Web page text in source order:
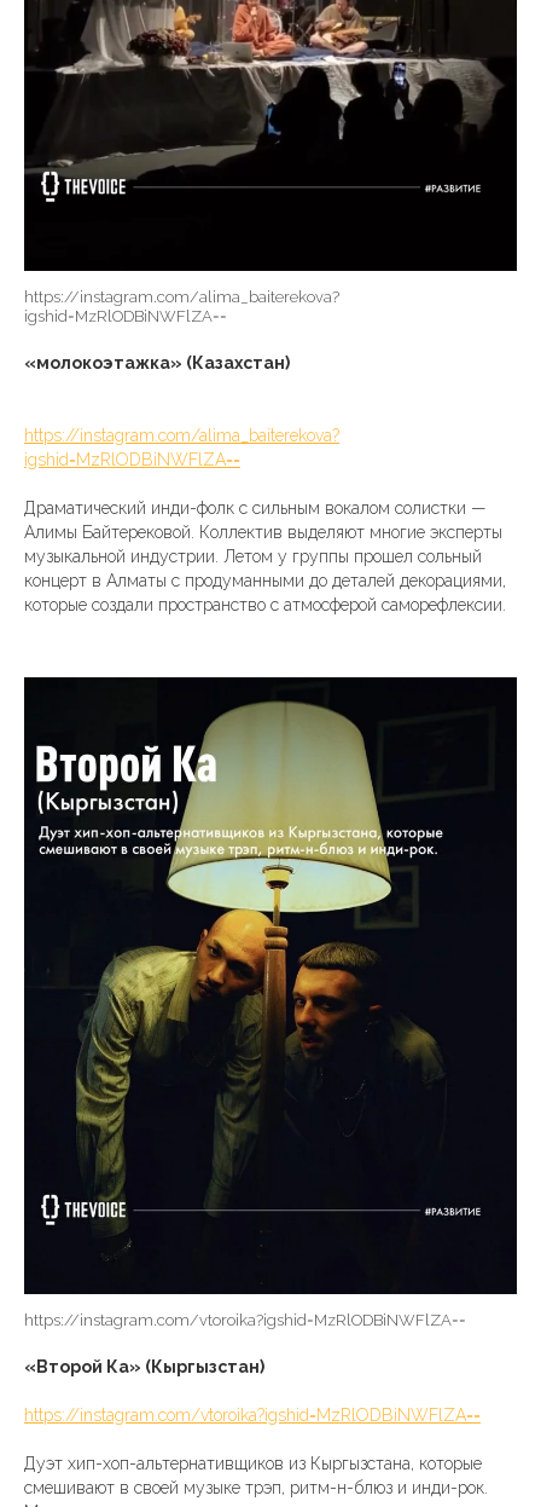
https://instagram.com/alima_baiterekova?
igshid=MzRlODBiNWFlZA==
«молокоэтажка» (Казахстан)
https://instagram.com/alima_baiterekova?
igshid=MzRlODBiNWFlZA==
Драматический инди-фолк с сильным вокалом солистки —
Алимы Байтерековой. Коллектив выделяют многие эксперты
музыкальной индустрии. Летом у группы прошел сольный
концерт в Алматы с продуманными до деталей декорациями,
которые создали пространство с атмосферой саморефлексии.
https://instagram.com/vtoroika?igshid=MzRlODBiNWFlZA==
«Второй Ка» (Кыргызстан)
https://instagram.com/vtoroika?igshid=MzRlODBiNWFlZA==
Дуэт хип-хоп-альтернативщиков из Кыргызстана, которые
смешивают в своей музыке трэп, ритм-н-блюз и инди-рок.